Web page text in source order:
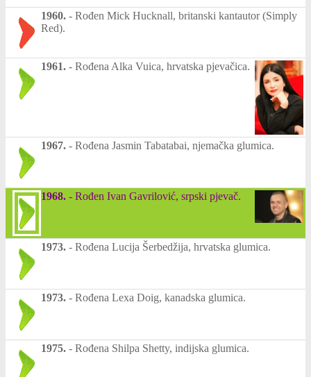
1960. - Rođen Mick Hucknall, britanski kantautor (Simply
Red).
1961. - Rođena Alka Vuica, hrvatska pjevačica.
1967. - Rođena Jasmin Tabatabai, njemačka glumica.
1968. - Rođen Ivan Gavrilović, srpski pjevač.
1973. - Rođena Lucija Šerbedžija, hrvatska glumica.
1973. - Rođena Lexa Doig, kanadska glumica.
1975. - Rođena Shilpa Shetty, indijska glumica.